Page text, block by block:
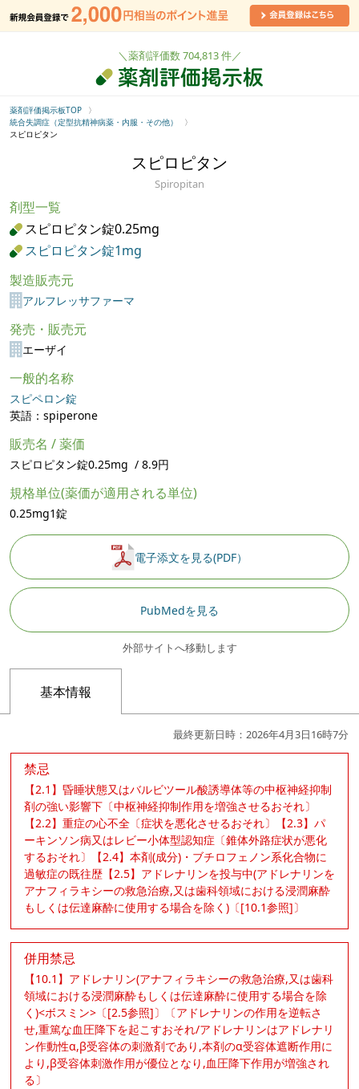
＼薬剤評価数 704,813 件／
薬剤評価掲示板TOP
統合失調症（定型抗精神病薬・内服・その他）
スピロピタン
スピロピタン
Spiropitan
剤型一覧
スピロピタン錠0.25mg
スピロピタン錠1mg
製造販売元
アルフレッサファーマ
発売・販売元
エーザイ
一般的名称
スピペロン錠
英語：spiperone
販売名 / 薬価
スピロピタン錠0.25mg / 8.9円
規格単位(薬価が適用される単位)
0.25mg1錠
電子添文を見る(PDF）
PubMedを見る
外部サイトへ移動します
基本情報
最終更新日時：2026年4月3日16時7分
禁忌
【2.1】昏睡状態又はバルビツール酸誘導体等の中枢神経抑制
剤の強い影響下〔中枢神経抑制作用を増強させるおそれ〕
【2.2】重症の心不全〔症状を悪化させるおそれ〕【2.3】パ
ーキンソン病又はレビー小体型認知症〔錐体外路症状が悪化
するおそれ〕【2.4】本剤(成分)・ブチロフェノン系化合物に
過敏症の既往歴【2.5】アドレナリンを投与中(アドレナリンを
アナフィラキシーの救急治療,又は歯科領域における浸潤麻酔
もしくは伝達麻酔に使用する場合を除く)〔[10.1参照]〕
併用禁忌
【10.1】アドレナリン(アナフィラキシーの救急治療,又は歯科
領域における浸潤麻酔もしくは伝達麻酔に使用する場合を除
く)<ボスミン>〔[2.5参照]〕〔アドレナリンの作用を逆転さ
せ,重篤な血圧降下を起こすおそれ/アドレナリンはアドレナリ
ン作動性α,β受容体の刺激剤であり,本剤のα受容体遮断作用に
より,β受容体刺激作用が優位となり,血圧降下作用が増強され
る〕